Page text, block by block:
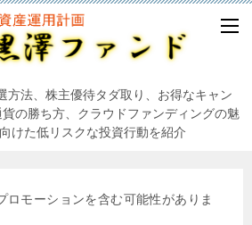
方法、株主優待タダ取り、お得なキャン
の勝ち方、クラウドファンディングの魅
けた低リスクな投資行動を紹介
ロモーションを含む可能性がありま